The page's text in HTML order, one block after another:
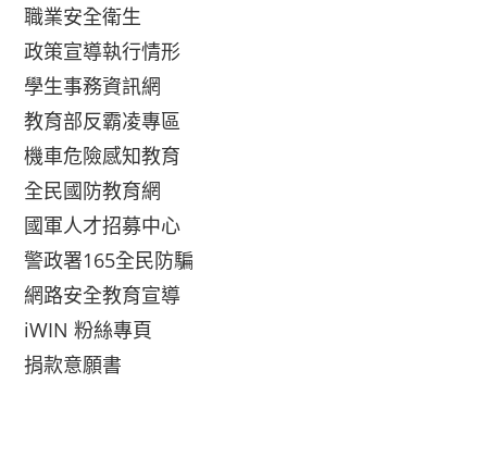
職業安全衛生
政策宣導執行情形
學生事務資訊網
教育部反霸凌專區
機車危險感知教育
全民國防教育網
國軍人才招募中心
警政署165全民防騙
網路安全教育宣導
iWIN 粉絲專頁
捐款意願書